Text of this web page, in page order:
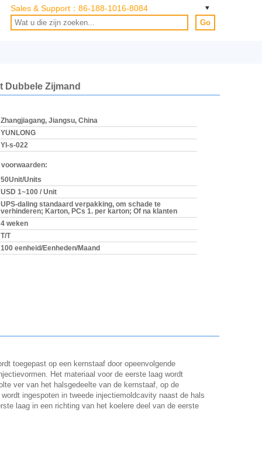
Sales & Support： 86-188-1016-8084
Go
Dubbele Zijmand
Zhangjiagang, Jiangsu, China
YUNLONG
Yl-s-022
voorwaarden:
50Unit/Units
USD 1~100 / Unit
UPS-daling standaard verpakking, om schade te
verhinderen; Karton, PCs 1. per karton; Of na klanten
4 weken
T/T
100 eenheid/Eenheden/Maand
toegepast op een kernstaaf door opeenvolgende
Het materiaal voor de eerste laag wordt
ver van het halsgedeelte van de kernstaaf, op de
ingespoten in tweede injectiemoldcavity naast de hals
laag in een richting van het koelere deel van de eerste